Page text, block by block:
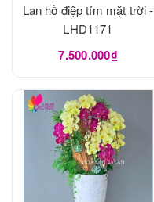
Lan hồ điệp tím mặt trời -
LHD1171
7.500.000₫